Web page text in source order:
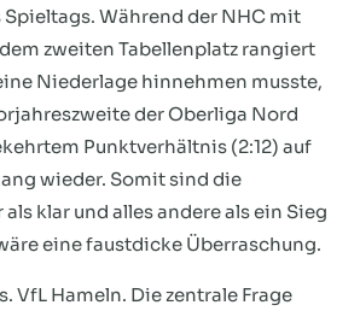
Während der NHC mit
zweiten Tabellenplatz rangiert
Niederlage hinnehmen musste,
der Oberliga Nord
Punktverhältnis (2:12) auf
wieder. Somit sind die
klar und alles andere als ein Sieg
eine faustdicke Überraschung.
VfL Hameln. Die zentrale Frage